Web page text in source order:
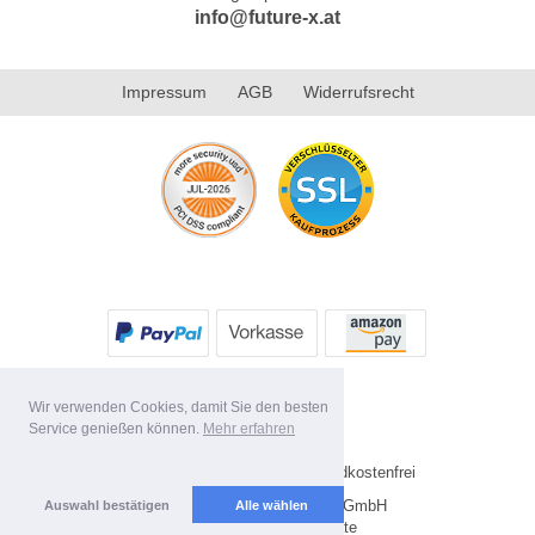
Wir verwenden Cookies, damit Sie den besten
Service genießen können. Mehr erfahren
Auswahl bestätigen Alle wählen
info@future-x.at
Impressum AGB Widerrufsrecht
* Alle Preise inkl. MwSt. Versandkostenfrei
Copyright 2026 by Future-X GmbH
Mobile Shop by Shopgate